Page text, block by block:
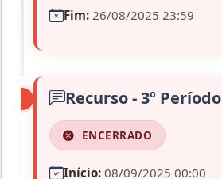
Fim: 26/08/2025 23:59
Recurso - 3º Período
ENCERRADO
Início: 08/09/2025 00:00